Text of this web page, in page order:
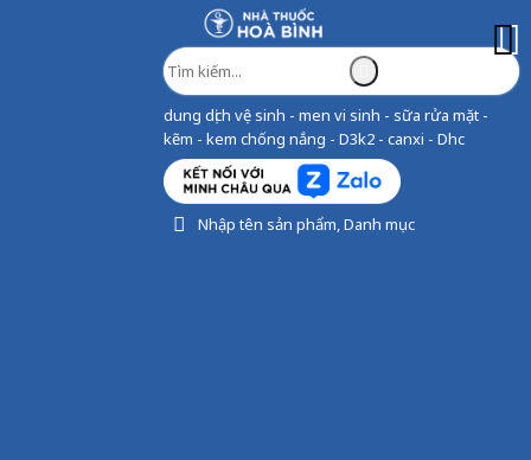
dung dịch vệ sinh - men vi sinh - sữa rửa mặt -
kẽm - kem chống nắng - D3k2 - canxi - Dhc
Nhập tên sản phẩm, Danh mục